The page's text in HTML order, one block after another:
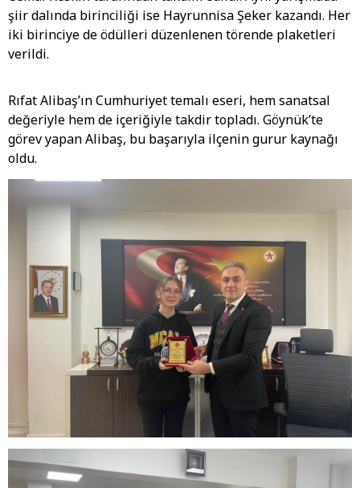
şiir dalında birinciliği ise Hayrunnisa Şeker kazandı. Her
iki birinciye de ödülleri düzenlenen törende plaketleri
verildi.
Rıfat Alibaş’ın Cumhuriyet temalı eseri, hem sanatsal
değeriyle hem de içeriğiyle takdir topladı. Göynük’te
görev yapan Alibaş, bu başarıyla ilçenin gurur kaynağı
oldu.